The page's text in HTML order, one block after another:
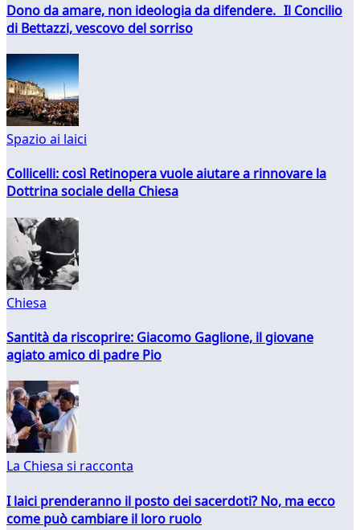
Dono da amare, non ideologia da difendere. Il Concilio
di Bettazzi, vescovo del sorriso
Spazio ai laici
Collicelli: così Retinopera vuole aiutare a rinnovare la
Dottrina sociale della Chiesa
Chiesa
Santità da riscoprire: Giacomo Gaglione, il giovane
agiato amico di padre Pio
La Chiesa si racconta
I laici prenderanno il posto dei sacerdoti? No, ma ecco
come può cambiare il loro ruolo